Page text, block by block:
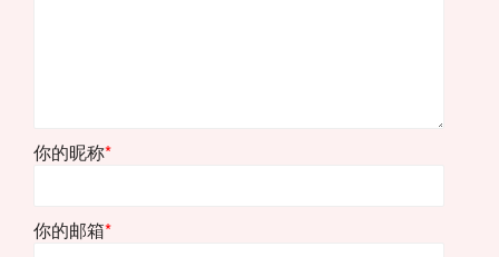
你的昵称*
你的邮箱*